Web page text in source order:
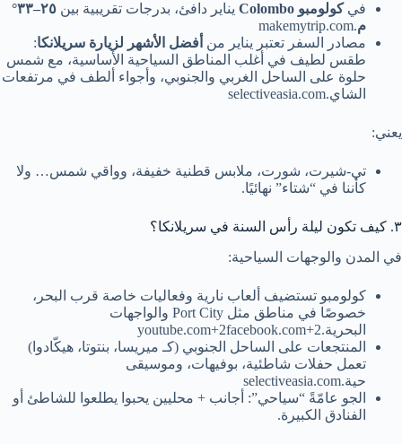
فيكولومبو Colombo يناير دافئ، بدرجات تقريبية بين
٢٥–٣٣°
م.makemytrip.com
مصادر السفر تعتبر يناير من أفضل الأشهر لزيارة سريلانكا:
طقس لطيف في أغلب المناطق السياحية الأساسية، مع شمس
حلوة على الساحل الغربي والجنوبي، وأجواء ألطف في مرتفعات
الشاي.selectiveasia.com
يعني:
تي-شيرت، شورت، ملابس قطنية خفيفة، وواقي شمس… ولا
كأننا في “شتاء” نهائيًا.
٣. كيف تكون ليلة رأس السنة في سريلانكا؟
في المدن والوجهات السياحية:
كولومبو تستضيف ألعاب نارية وفعاليات خاصة قرب البحر،
خصوصًا في مناطق مثل Port City والواجهات
البحرية.youtube.com+2facebook.com+2
المنتجعات على الساحل الجنوبي (كـ ميريسا، بنتوتا، هيكّادوا)
تعمل حفلات شاطئية، بوفيهات، وموسيقى
حية.selectiveasia.com
الجو عامّةً “سياحي”: أجانب + محليين يحبوا يطلعوا للشاطئ أو
الفنادق الكبيرة.